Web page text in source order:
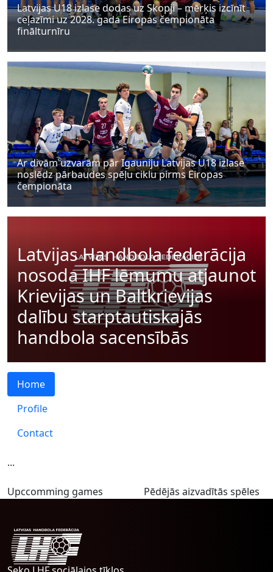
Latvijas U18 izlase dodas uz Skopji – mērķis izcīnīt
ceļazīmi uz 2028. gada Eiropas čempionāta
finālturnīru
Ar divām uzvarām pār Igauniju Latvijas U18 izlase
noslēdz pārbaudes spēļu ciklu pirms Eiropas
čempionāta
Latvijas Handbola federācija
nosoda IHF lēmumu atjaunot
Krievijas un Baltkrievijas
dalību starptautiskajās
handbola sacensībās
Home
Profile
Contact
...
Upccomming games Pēdējās aizvadītās spēles